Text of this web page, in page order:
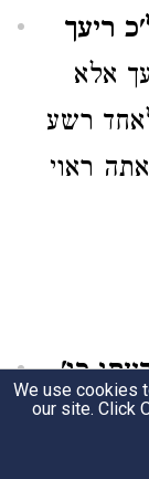
ריעך
אלא
רשע
ראוי
כו'
We use cookies
our site. Click